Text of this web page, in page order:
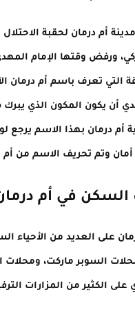
أم درمان لحقبة
ورفض وقتها الإمام
التي تعرف باسم أم درمان
أن يكون المكون الذي
درمان بهذا الاسم يرجع
أمان وتم تحريف الاسم من أم
السكن في أم
على العديد من الأحياء
السوبر ماركت،
على الكثير من المزارات